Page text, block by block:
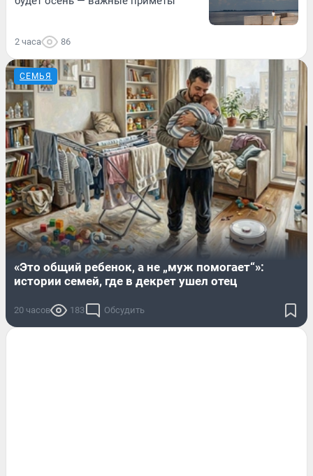
2 часа 86
СЕМЬЯ
«Это общий ребенок, а не „муж помогает“»:
истории семей, где в декрет ушел отец
20 часов 183 Обсудить